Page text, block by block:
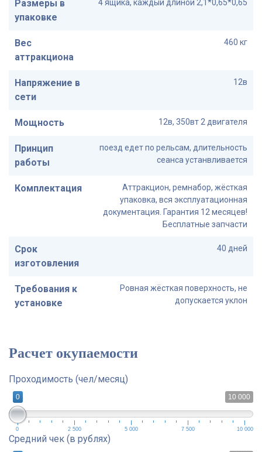
Размеры в
упаковке
4 ящика, каждый длиной 2,1*0,65*0,65
Вес
аттракциона
460 кг
Напряжение в
сети
12в
Мощность 12в, 350вт 2 двигателя
Принцип
работы
поезд едет по рельсам, длительность
сеанса устанвливается
Комплектация
Аттракцион, ремнабор, жёсткая
упаковка, вся эксплуатационная
документация. Гарантия 12 месяцев!
Бесплатные запчасти
Срок
изготовления
40 дней
Требования к
установке
Ровная жёсткая поверхность, не
допускается уклон
Расчет окупаемости
Проходимость (чел/месяц)
10 000
0
0 2 500 5 000 7 500 10 000
Средний чек (в рублях)